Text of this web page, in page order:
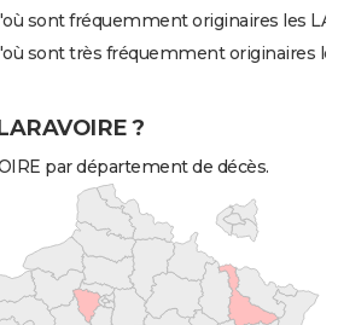
sont fréquemment originaires les
sont très fréquemment originaires
?
par département de décès.